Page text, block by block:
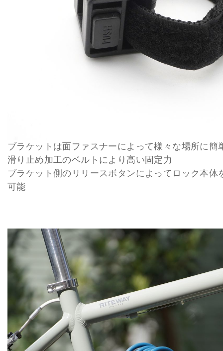
ブラケットは面ファスナーによって様々な場所に簡
滑り止め加工のベルトにより高い固定力
ブラケット側のリリースボタンによってロック本体
可能